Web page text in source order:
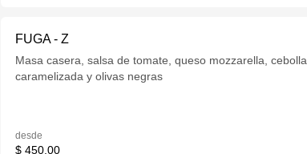
FUGA - Z
Masa casera, salsa de tomate, queso mozzarella, cebolla
caramelizada y olivas negras
desde
$ 450.00